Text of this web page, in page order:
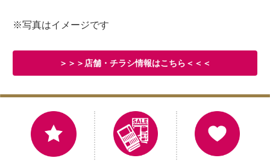
※写真はイメージです
＞＞＞店舗・チラシ情報はこちら＜＜＜